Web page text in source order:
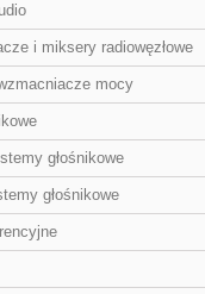
i miksery radiowęzłowe
mocy
głośnikowe
głośnikowe